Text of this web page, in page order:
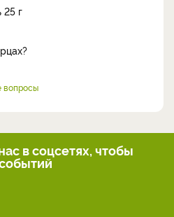
25 г
вопросы
в соцсетях, чтобы